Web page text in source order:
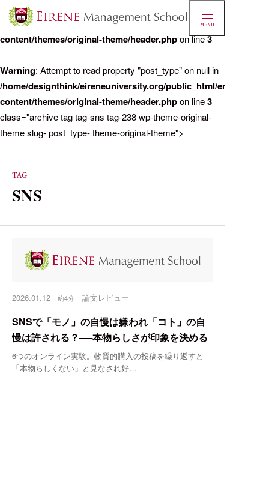
Warning
/home/designthink/eireneuniversity.org/public_html/ems/cms/
content/themes/original-theme/header.phpon line3
Warning: Attempt to read property "post_type" on null in
/home/designthink/eireneuniversity.org/public_html/ems/cms/
content/themes/original-theme/header.phpon line3
class="archive tag tag-sns tag-238 wp-theme-original-
theme slug- post_type- theme-original-theme">
MENU
TAG
SNS
2026.01.12 約4分 論文レビュー
SNSで「モノ」の自慢は嫌われ「コト」の自
慢は許される？──本物らしさが印象を決める
6つのオンライン実験。物質的購入の投稿を繰り返すと
「本物らしくない」と見なされ好…